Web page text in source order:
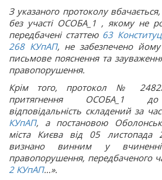
З указаного протоколу
без участі ОСОБА_1 , якому не
передбачені статтею63
268 КУпАП, не забезпечено
письмове пояснення та
правопорушення.
Крім того, протокол № 2482/
притягнення ОСОБА_1 до
відповідальність складений за
КУпАП, а постановою
міста Києва від 05
визнано винним у вчиненні
правопорушення, передбаченого
2 КУпАП…».